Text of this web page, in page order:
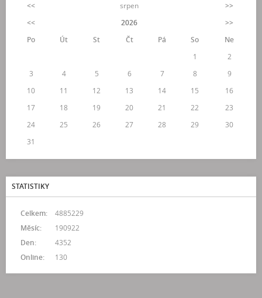
<< srpen
>>
<<
2026
>>
Po
Út St Čt Pá So
Ne
1
2
3
4 5 6 7 8
9
10
11 12 13 14 15
16
17
18 19 20 21 22
23
24
25 26 27 28 29
30
31
STATISTIKY
Online: 130
Celkem:
4885229
Měsíc:
190922
Den:
4352